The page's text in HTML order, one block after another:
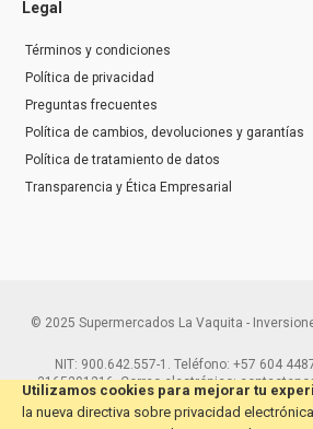
Utilizamos cookies para mejorar tu
la nueva directiva sobre privacidad
Legal
Términos y condiciones
Política de privacidad
Preguntas frecuentes
Política de cambios, devoluciones y garantías
Política de tratamiento de datos
Transparencia y Ética Empresarial
© 2025 Supermercados La Vaquita -
NIT: 900.642.557-1. Teléfono: +57 604
3165291216. Correo electrónico: